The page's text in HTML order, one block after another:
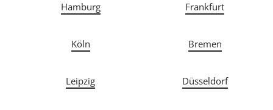
Hamburg Frankfurt
Köln Bremen
Leipzig Düsseldorf